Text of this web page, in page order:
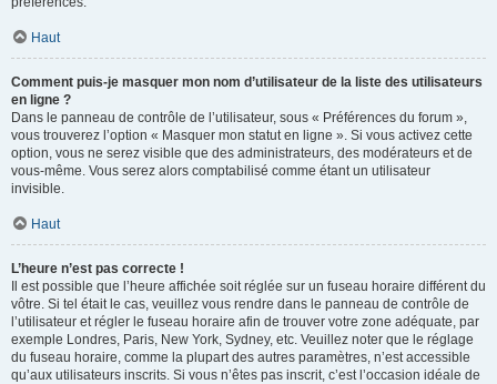
Haut
Comment puis-je masquer mon nom d’utilisateur de la liste des utilisateurs
en ligne ?
Dans le panneau de contrôle de l’utilisateur, sous « Préférences du forum »,
vous trouverez l’option « Masquer mon statut en ligne ». Si vous activez cette
option, vous ne serez visible que des administrateurs, des modérateurs et de
vous-même. Vous serez alors comptabilisé comme étant un utilisateur
invisible.
Haut
L’heure n’est pas correcte !
Il est possible que l’heure affichée soit réglée sur un fuseau horaire différent du
vôtre. Si tel était le cas, veuillez vous rendre dans le panneau de contrôle de
l’utilisateur et régler le fuseau horaire afin de trouver votre zone adéquate, par
exemple Londres, Paris, New York, Sydney, etc. Veuillez noter que le réglage
du fuseau horaire, comme la plupart des autres paramètres, n’est accessible
qu’aux utilisateurs inscrits. Si vous n’êtes pas inscrit, c’est l’occasion idéale de